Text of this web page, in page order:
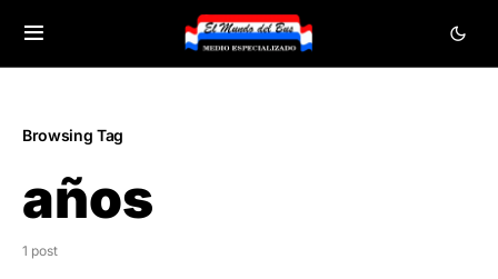
Browsing Tag
años
1 post